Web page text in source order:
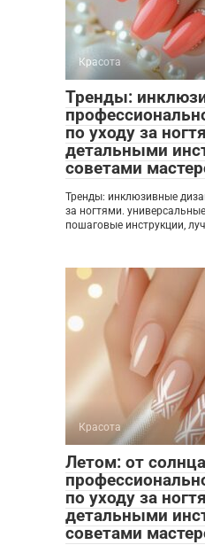
Красота
Тренды:
по уходу за
детальными
советами
Тренды: инклюзивные
за ногтями.
пошаговые инструкции,
Красота
Летом: от
по уходу за
детальными
советами